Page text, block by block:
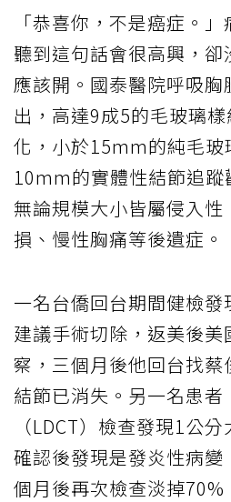
「恭喜你，不是癌症。
聽到這句話會很高興，
應該開。國泰醫院呼吸胸
出，高達9成5的毛玻璃
化，小於15mm的純毛玻
10mm的實體性結節追蹤
無論規模大小皆屬侵入性
損、慢性胸痛等後遺症。
一名台僑回台期間健檢
建議手術切除，返美後
察，三個月後他回台找
結節已消失。另一名患者
（LDCT）檢查發現1公
確認後發現是發炎性病
個月後再次檢查淡掉70%